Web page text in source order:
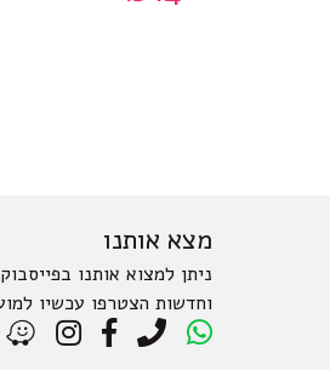
מצא אותנו
ניתן למצוא אותנו
וחדשות הצטרפו עכשיו